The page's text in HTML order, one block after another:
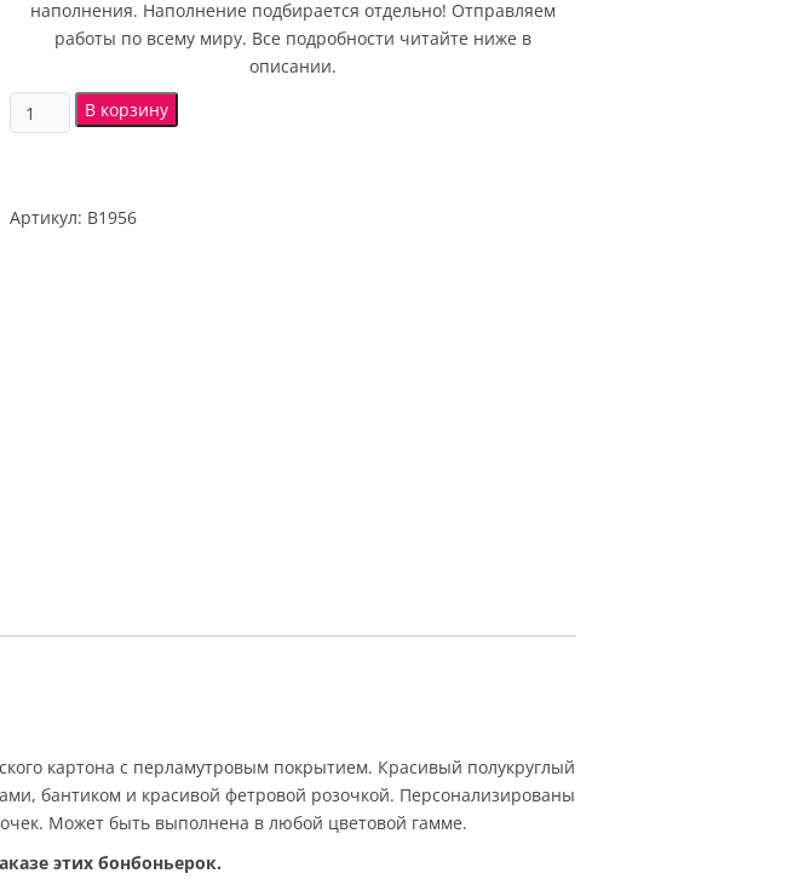
наполнения. Наполнение подбирается отдельно! Отправляем
работы по всему миру. Все подробности читайте ниже в
описании.
В корзину
Артикул: B1956
картона с перламутровым покрытием. Красивый полукруглый
бантиком и красивой фетровой розочкой. Персонализированы
Может быть выполнена в любой цветовой гамме.
этих бонбоньерок.